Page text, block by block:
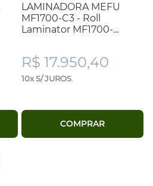
LAMINADORA MEFU
MF1700-C3 - Roll
Laminator MF1700-...
R$ 17.950,40
10x S/ JUROS
COMPRAR